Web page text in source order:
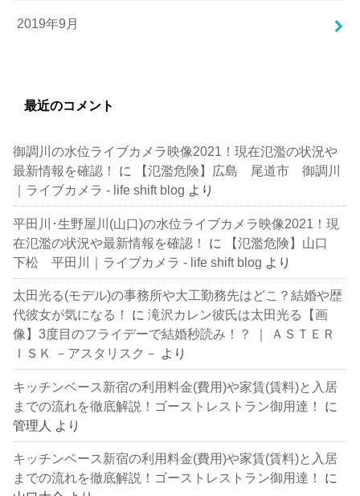
2019年9月
最近のコメント
御調川の水位ライブカメラ映像2021！現在氾濫の状況や
最新情報を確認！
に
【氾濫危険】広島 尾道市 御調川
｜ライブカメラ - life shift blog より
平田川･生野屋川(山口)の水位ライブカメラ映像2021！現
在氾濫の状況や最新情報を確認！
に
【氾濫危険】山口
下松 平田川｜ライブカメラ - life shift blog より
太田光る(モデル)の事務所や大工勤務先はどこ？結婚や歴
代彼女が気になる！
に滝沢カレン彼氏は太田光る【画
像】3度目のフライデーで結婚秒読み！？ ｜ ＡＳＴＥＲ
ＩＳＫ －アスタリスク－ より
キッチンベース新宿の利用料金(費用)や家賃(賃料)と入居
までの流れを徹底解説！ゴーストレストラン御用達！
に
管理人 より
キッチンベース新宿の利用料金(費用)や家賃(賃料)と入居
までの流れを徹底解説！ゴーストレストラン御用達！
に